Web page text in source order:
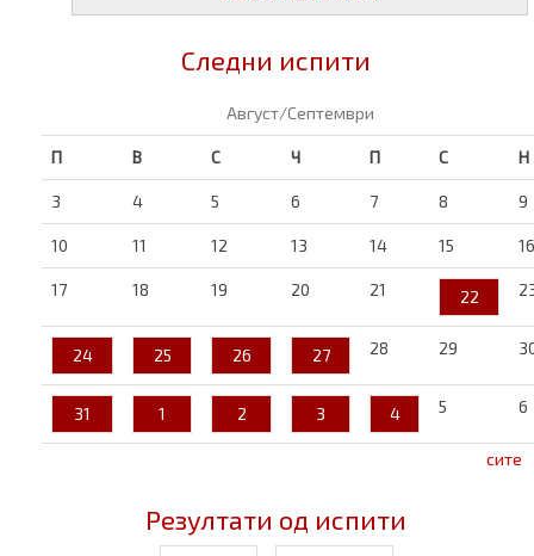
Следни испити
Август/Септември
П В С Ч П С Н
3 4 5 6 7 8 9
10 11 12 13 14 15 16
17 18 19 20 21 22
24 25 26 27 28 29
31 1 2 3 4 5 6
сите
Резултати од испити